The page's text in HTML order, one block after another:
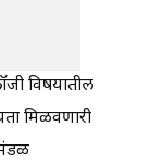
विषयातील
मिळवणारी
मंडळ